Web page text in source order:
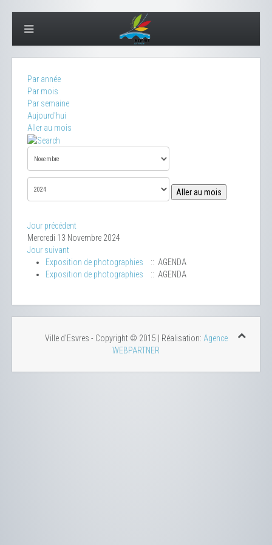
Par année
Par mois
Par semaine
Aujourd'hui
Aller au mois
Aller au mois
Jour précédent
Mercredi 13 Novembre 2024
Jour suivant
Exposition de photographies
:: AGENDA
Exposition de photographies
:: AGENDA
Ville d'Esvres - Copyright © 2015 | Réalisation: Agence
WEBPARTNER